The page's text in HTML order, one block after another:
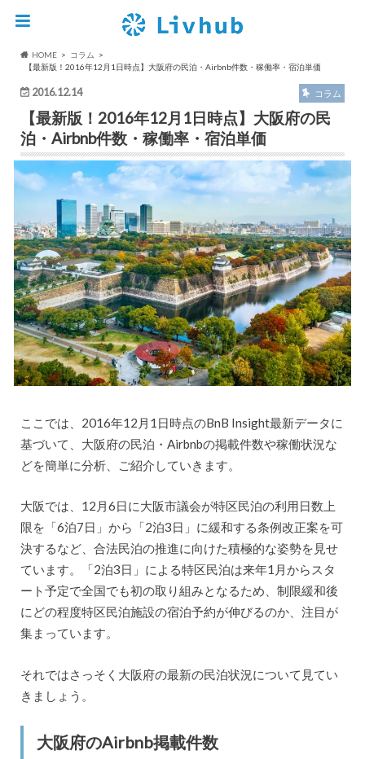
HOME
コラム
【最新版！2016年12月1日時点】大阪府の民泊・Airbnb件数・稼働率・宿泊単価
2016.12.14 コラム
【最新版！2016年12月1日時点】大阪府の民
泊・Airbnb件数・稼働率・宿泊単価
ここでは、2016年12月1日時点のBnB Insight最新データに
基づいて、大阪府の民泊・Airbnbの掲載件数や稼働状況な
どを簡単に分析、ご紹介していきます。
大阪では、12月6日に大阪市議会が特区民泊の利用日数上
限を「6泊7日」から「2泊3日」に緩和する条例改正案を可
決するなど、合法民泊の推進に向けた積極的な姿勢を見せ
ています。「2泊3日」による特区民泊は来年1月からスタ
ート予定で全国でも初の取り組みとなるため、制限緩和後
にどの程度特区民泊施設の宿泊予約が伸びるのか、注目が
集まっています。
それではさっそく大阪府の最新の民泊状況について見てい
きましょう。
大阪府のAirbnb掲載件数